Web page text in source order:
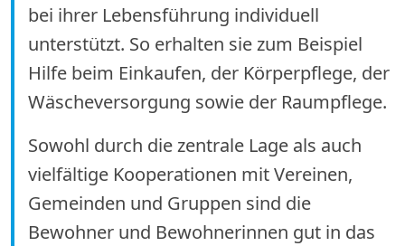
bei ihrer Lebensführung individuell
unterstützt. So erhalten sie zum Beispiel
Hilfe beim Einkaufen, der Körperpflege, der
Wäscheversorgung sowie der Raumpflege.
Sowohl durch die zentrale Lage als auch
vielfältige Kooperationen mit Vereinen,
Gemeinden und Gruppen sind die
Bewohner und Bewohnerinnen gut in das